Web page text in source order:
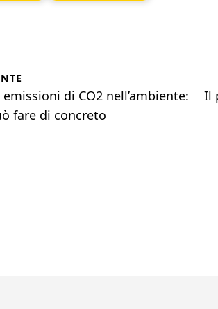
di CO2 nell’ambiente:
fare di concreto
Il